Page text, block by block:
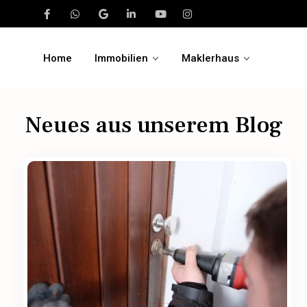
Home Immobilien Maklerhaus
Neues aus unserem Blog